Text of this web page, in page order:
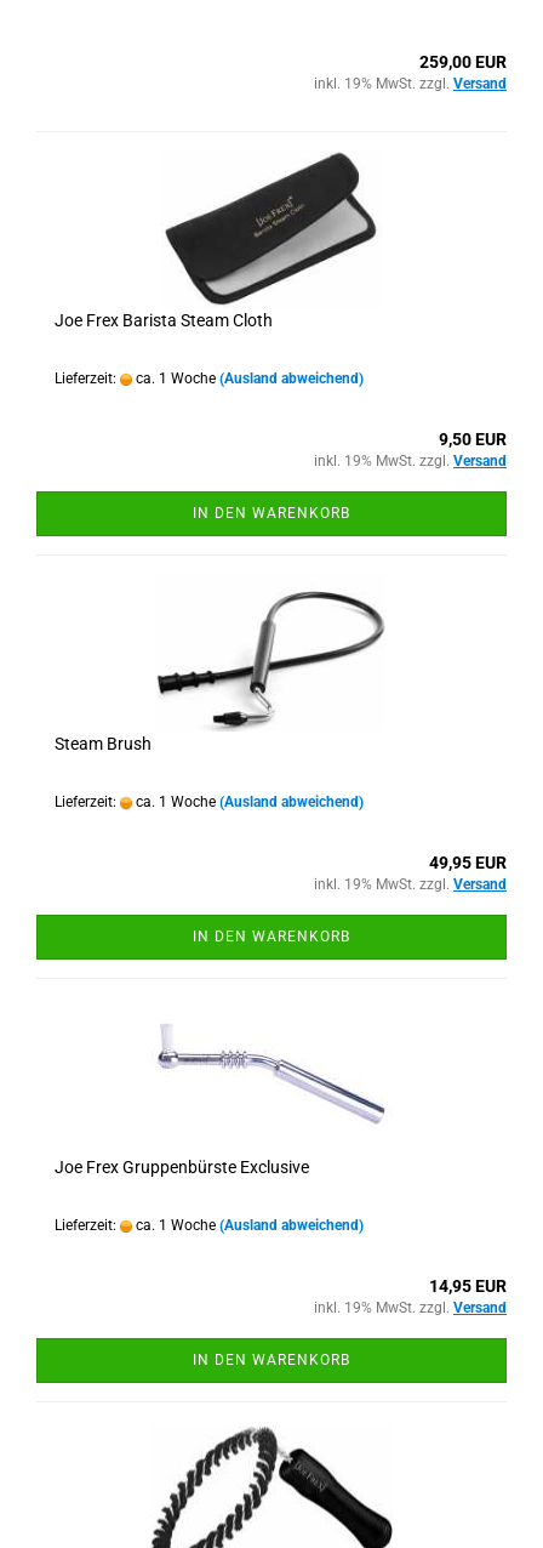
259,00 EUR
inkl. 19% MwSt. zzgl. Versand
Joe Frex Barista Steam Cloth
Lieferzeit: ca. 1 Woche (Ausland abweichend)
9,50 EUR
inkl. 19% MwSt. zzgl. Versand
IN DEN WARENKORB
Steam Brush
Lieferzeit: ca. 1 Woche (Ausland abweichend)
49,95 EUR
inkl. 19% MwSt. zzgl. Versand
IN DEN WARENKORB
Joe Frex Gruppenbürste Exclusive
Lieferzeit: ca. 1 Woche (Ausland abweichend)
14,95 EUR
inkl. 19% MwSt. zzgl. Versand
IN DEN WARENKORB